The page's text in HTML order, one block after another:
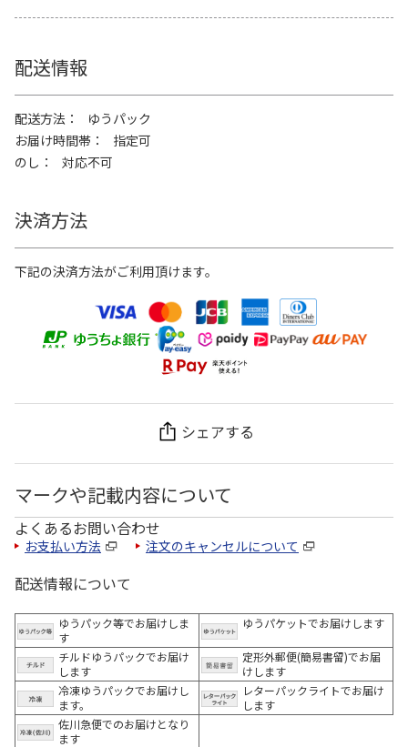
配送情報
配送方法
ゆうパック
お届け時間帯
指定可
のし
対応不可
決済方法
下記の決済方法がご利用頂けます。
シェアする
マークや記載内容について
よくあるお問い合わせ
お支払い方法 注文のキャンセルについて
配送情報について
ゆうパック等でお届けしま
す
ゆうパケットでお届けします
チルドゆうパックでお届け
します
定形外郵便(簡易書留)でお届
けします
冷凍ゆうパックでお届けし
ます。
レターパックライトでお届け
します
佐川急便でのお届けとなり
ます